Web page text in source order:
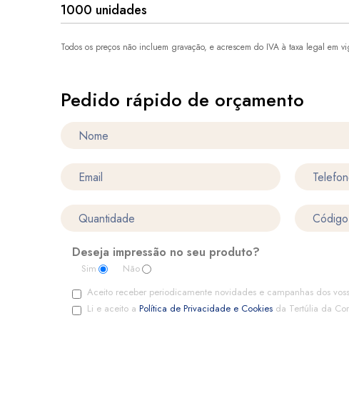
1000 unidades
Todos os preços não incluem gravação, e acrescem do IVA à taxa legal em
Pedido rápido de orçamento
Deseja impressão no seu produto?
Sim
Não
Aceito receber periodicamente novidades e campanhas dos
Li e aceito a Política de Privacidade e Cookies da Tertúlia da Cor